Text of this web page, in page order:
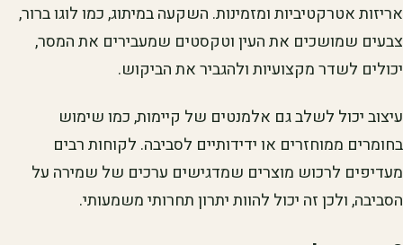
אריזות אטרקטיביות ומזמינות. השקעה במיתוג, כמו לוגו ברור,
צבעים שמושכים את העין וטקסטים שמעבירים את המסר,
יכולים לשדר מקצועיות ולהגביר את הביקוש.
עיצוב יכול לשלב גם אלמנטים של קיימות, כמו שימוש
בחומרים ממוחזרים או ידידותיים לסביבה. לקוחות רבים
מעדיפים לרכוש מוצרים שמדגישים ערכים של שמירה על
הסביבה, ולכן זה יכול להוות יתרון תחרותי משמעותי.